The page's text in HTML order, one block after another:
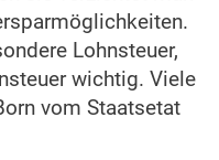
Lohnsteuer,
wichtig. Viele
vom Staatsetat